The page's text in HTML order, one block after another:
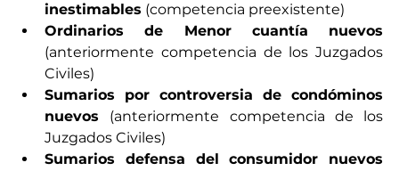
inestimables (competencia preexistente)
(anteriormente competencia de los Juzgados
Civiles)
Sumarios por controversia de condóminos
nuevos (anteriormente competencia de los
Juzgados Civiles)